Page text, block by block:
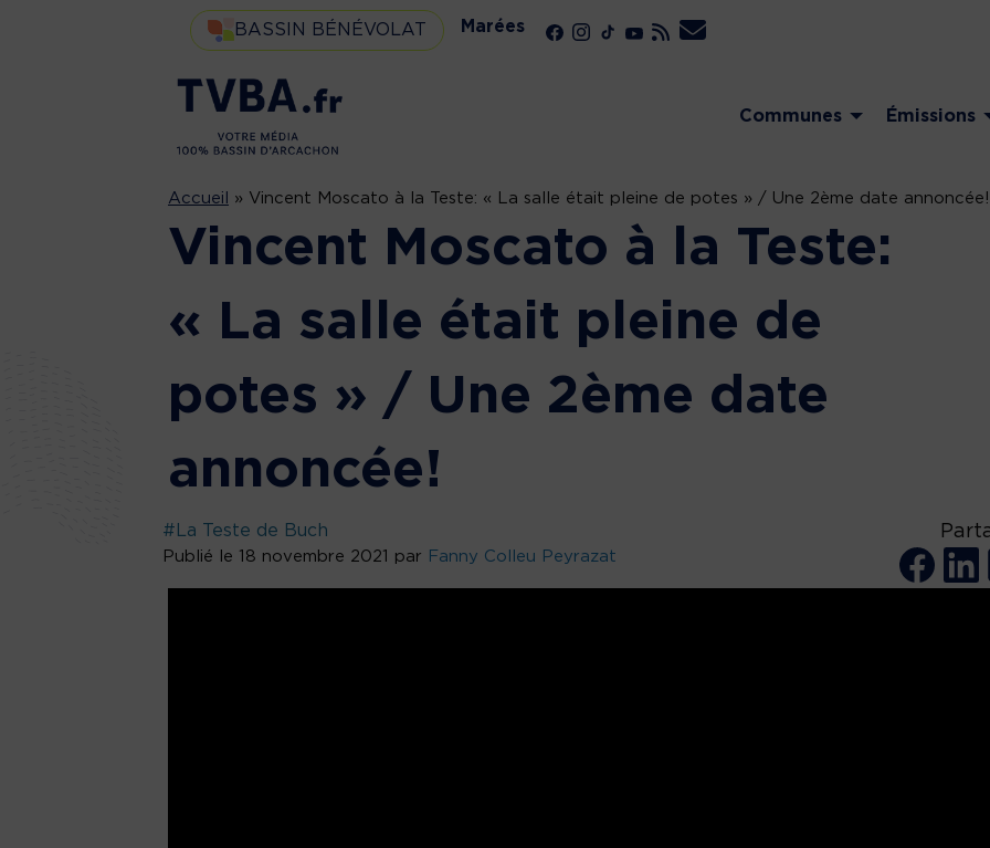
BASSIN BÉNÉVOLAT Marées
Communes Émissions
Accueil » Vincent Moscato à la Teste: « La salle était pleine de potes » / Une 2ème date annoncée!
Vincent Moscato à la Teste:
« La salle était pleine de
potes » / Une 2ème date
annoncée!
#La Teste de Buch
Publié le 18 novembre 2021 par Fanny Colleu Peyrazat